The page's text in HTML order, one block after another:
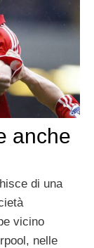
anche
di una
vicino
nelle